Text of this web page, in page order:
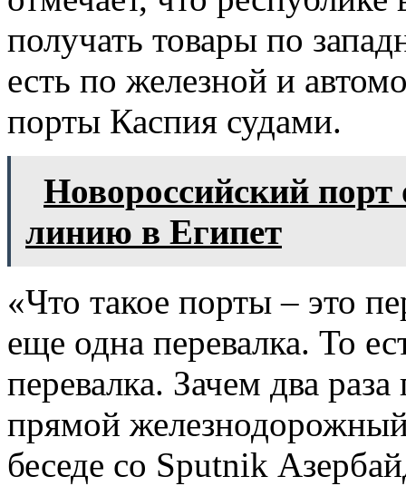
получать товары по
есть по железной и
порты Каспия судами.
Новороссийский
линию в Египет
«Что такое порты – это
еще одна перевалка. То
перевалка. Зачем два раза
прямой
беседе со Sputnik